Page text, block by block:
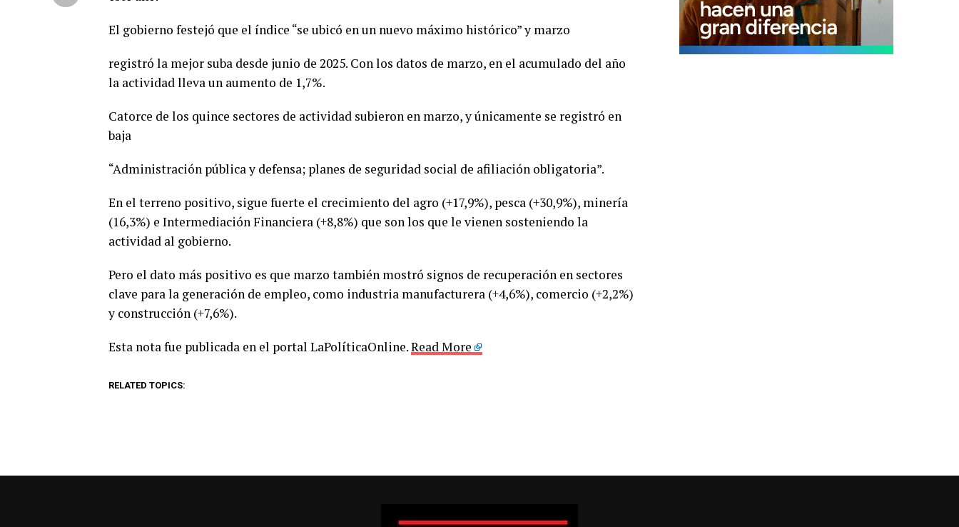
El gobierno festejó que el índice “se ubicó en un nuevo máximo histórico” y marzo
registró la mejor suba desde junio de 2025. Con los datos de marzo, en el acumulado del año
la actividad lleva un aumento de 1,7%.
Catorce de los quince sectores de actividad subieron en marzo, y únicamente se registró en
baja
“Administración pública y defensa; planes de seguridad social de afiliación obligatoria”.
En el terreno positivo, sigue fuerte el crecimiento del agro (+17,9%), pesca (+30,9%), minería
(16,3%) e Intermediación Financiera (+8,8%) que son los que le vienen sosteniendo la
actividad al gobierno.
Pero el dato más positivo es que marzo también mostró signos de recuperación en sectores
clave para la generación de empleo, como industria manufacturera (+4,6%), comercio (+2,2%)
y construcción (+7,6%).
Esta nota fue publicada en el portal LaPolíticaOnline.Read More
RELATED TOPICS: